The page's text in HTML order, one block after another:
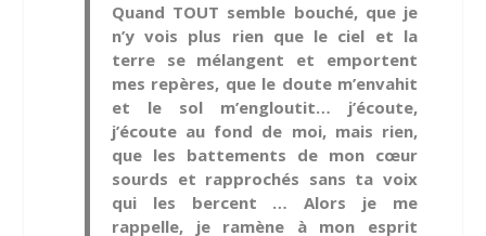
Quand TOUT semble bouché, que je
n’y vois plus rien que le ciel et la
terre se mélangent et emportent
mes repères, que le doute m’envahit
et le sol m’engloutit… j’écoute,
j’écoute au fond de moi, mais rien,
que les battements de mon cœur
sourds et rapprochés sans ta voix
qui les bercent … Alors je me
rappelle, je ramène à mon esprit